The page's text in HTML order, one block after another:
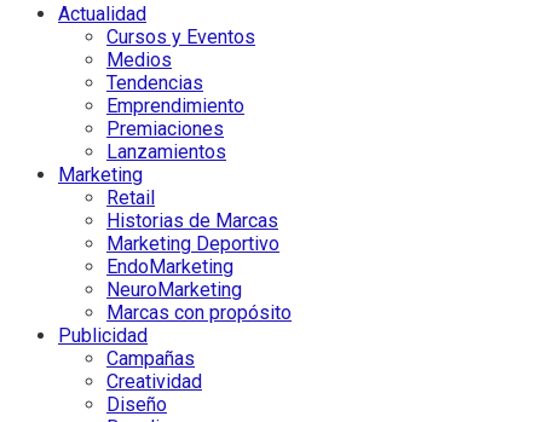
Actualidad
Cursos y Eventos
Medios
Tendencias
Emprendimiento
Premiaciones
Lanzamientos
Marketing
Retail
Historias de Marcas
Marketing Deportivo
EndoMarketing
NeuroMarketing
Marcas con propósito
Publicidad
Campañas
Creatividad
Diseño